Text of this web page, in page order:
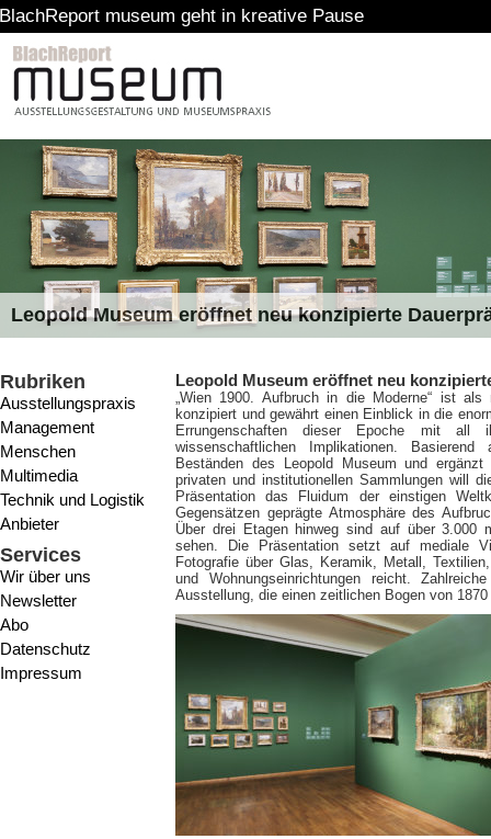
geht in kreative Pause
Leopold Museum eröffnet neu konzipierte
Rubriken
Ausstellungspraxis
Management
Menschen
Multimedia
Technik und Logistik
Anbieter
Services
Wir über uns
Newsletter
Abo
Datenschutz
Impressum
Leopold Museum eröffnet neu
„Wien 1900. Aufbruch in die Moderne“ ist als
konzipiert und gewährt einen Einblick in die
Errungenschaften dieser Epoche mit all
wissenschaftlichen Implikationen.
Beständen des Leopold Museum und
privaten und institutionellen Sammlungen will
Präsentation das Fluidum der einstigen
Gegensätzen geprägte Atmosphäre des
Über drei Etagen hinweg sind auf über 3.000
sehen. Die Präsentation setzt auf mediale
Fotografie über Glas, Keramik, Metall,
und Wohnungseinrichtungen reicht.
Ausstellung, die einen zeitlichen Bogen von